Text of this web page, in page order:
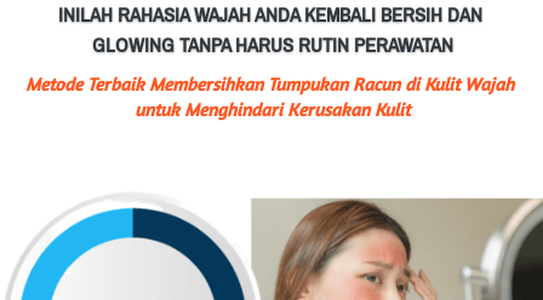
INILAH RAHASIA WAJAH ANDA KEMBALI BERSIH DAN
GLOWING TANPA HARUS RUTIN PERAWATAN
Metode Terbaik Membersihkan Tumpukan Racun di Kulit Wajah
untuk Menghindari Kerusakan Kulit